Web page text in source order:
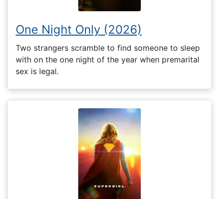
One Night Only (2026)
Two strangers scramble to find someone to sleep
with on the one night of the year when premarital
sex is legal.